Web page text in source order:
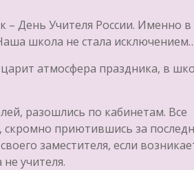
– День Учителя России. Именно в
школа не стала
царит атмосфера праздника, в
разошлись по кабинетам. Все
скромно приютившись за
заместителя, если
учителя.